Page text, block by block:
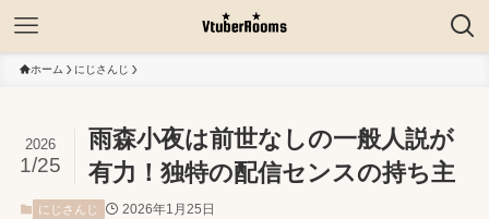
ホーム にじさんじ
雨森小夜は前世なしの一般人説が
有力！独特の配信センスの持ち主
2026
1/25
にじさんじ 2026年1月25日